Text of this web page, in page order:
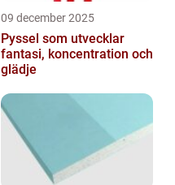
09 december 2025
Pyssel som utvecklar
fantasi, koncentration och
glädje